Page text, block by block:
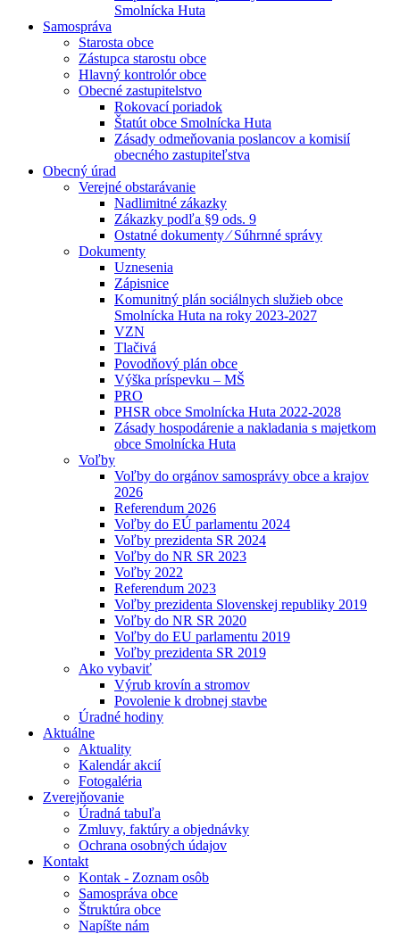
Smolnícka Huta
Samospráva
Starosta obce
Zástupca starostu obce
Hlavný kontrolór obce
Obecné zastupitelstvo
Rokovací poriadok
Štatút obce Smolnícka Huta
Zásady odmeňovania poslancov a komisií
obecného zastupiteľstva
Obecný úrad
Verejné obstarávanie
Nadlimitné zákazky
Zákazky podľa §9 ods. 9
Ostatné dokumenty ⁄ Súhrnné správy
Dokumenty
Uznesenia
Zápisnice
Komunitný plán sociálnych služieb obce
Smolnícka Huta na roky 2023-2027
VZN
Tlačivá
Povodňový plán obce
Výška príspevku – MŠ
PRO
PHSR obce Smolnícka Huta 2022-2028
Zásady hospodárenie a nakladania s majetkom
obce Smolnícka Huta
Voľby
Voľby do orgánov samosprávy obce a krajov
2026
Referendum 2026
Voľby do EÚ parlamentu 2024
Voľby prezidenta SR 2024
Voľby do NR SR 2023
Voľby 2022
Referendum 2023
Voľby prezidenta Slovenskej republiky 2019
Voľby do NR SR 2020
Voľby do EU parlamentu 2019
Voľby prezidenta SR 2019
Ako vybaviť
Výrub krovín a stromov
Povolenie k drobnej stavbe
Úradné hodiny
Aktuálne
Aktuality
Kalendár akcií
Fotogaléria
Zverejňovanie
Úradná tabuľa
Zmluvy, faktúry a objednávky
Ochrana osobných údajov
Kontakt
Kontak - Zoznam osôb
Samospráva obce
Štruktúra obce
Napíšte nám